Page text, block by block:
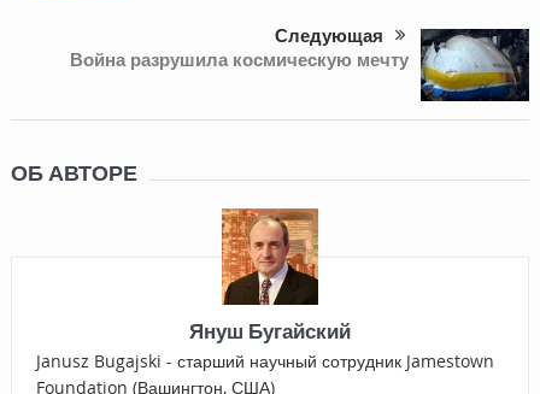
Следующая
Война разрушила космическую мечту
ОБ АВТОРЕ
Януш Бугайский
Janusz Bugajski - старший научный сотрудник Jamestown
Foundation (Вашингтон, США)